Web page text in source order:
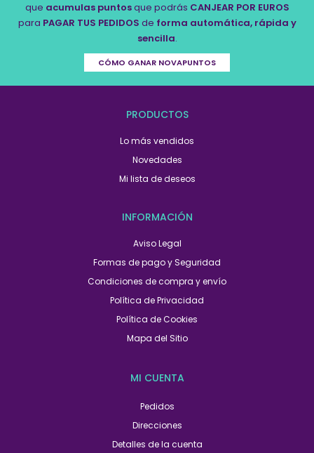
que acumulas puntosque podrás CANJEAR POR EUROS
para PAGAR TUS PEDIDOS de forma automática, rápida y
sencilla.
CÓMO GANAR NOVAPUNTOS
PRODUCTOS
Lo más vendidos
Novedades
Mi lista de deseos
INFORMACIÓN
Aviso Legal
Formas de pago y Seguridad
Condiciones de compra y envío
Política de Privacidad
Política de Cookies
Mapa del Sitio
MI CUENTA
Pedidos
Direcciones
Detalles de la cuenta